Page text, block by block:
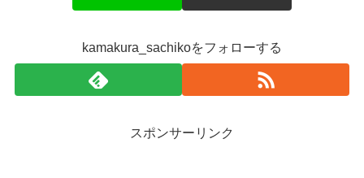
kamakura_sachikoをフォローする
スポンサーリンク